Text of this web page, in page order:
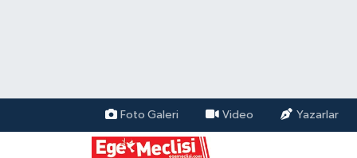
Foto Galeri Video Yazarlar
EKONOMİ
GÜNCEL